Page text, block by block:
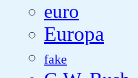
euro
Europa
fake